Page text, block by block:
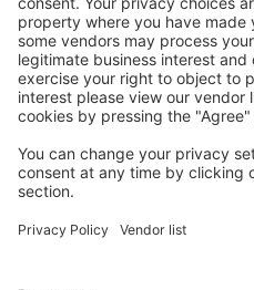
Prețuri atractive și
conectați.
Cazarea preferată
Alege din peste 1,3 mil.
Cele mai căutate